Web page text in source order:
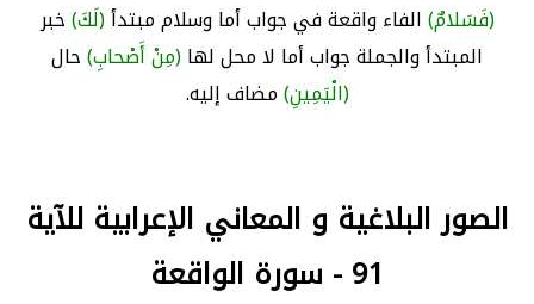
(فَسَلامٌ)الفاء واقعة في جواب أما وسلام مبتدأ(لَكَ)خبر
المبتدأ والجملة جواب أما لا محل لها(مِنْ أَصْحابِ)حال
(الْيَمِينِ)مضاف إليه.
الصور البلاغية و المعاني الإعرابية للآية
91 - سورة الواقعة